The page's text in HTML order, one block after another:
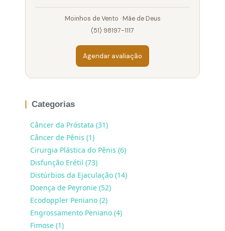
Moinhos de Vento · Mãe de Deus
(51) 98197-1117
Agendar avaliação
Categorias
Câncer da Próstata (31)
Câncer de Pênis (1)
Cirurgia Plástica do Pênis (6)
Disfunção Erétil (73)
Distúrbios da Ejaculação (14)
Doença de Peyronie (52)
Ecodoppler Peniano (2)
Engrossamento Peniano (4)
Fimose (1)